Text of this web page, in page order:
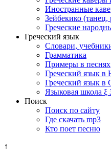
Иностранные
Зейбекико (танец,
Греческие
Греческий язык
Словари,
Грамматика
Примеры в песнях
Греческий язык в
Греческий язык в
Языковая школа ξ
Поиск
Поиск по сайту
Где скачать mp3
Кто поет песню
↑